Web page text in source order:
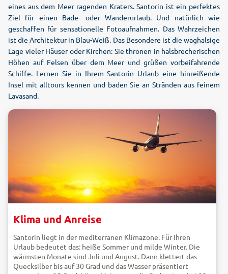
eines aus dem Meer ragenden Kraters. Santorin ist ein perfektes
Ziel für einen Bade- oder Wanderurlaub. Und natürlich wie
geschaffen für sensationelle Fotoaufnahmen. Das Wahrzeichen
ist die Architektur in Blau-Weiß. Das Besondere ist die waghalsige
Lage vieler Häuser oder Kirchen: Sie thronen in halsbrecherischen
Höhen auf Felsen über dem Meer und grüßen vorbeifahrende
Schiffe. Lernen Sie in Ihrem Santorin Urlaub eine hinreißende
Insel mit alltours kennen und baden Sie an Stränden aus feinem
Lavasand.
Klima und Anreise
Santorin liegt in der mediterranen Klimazone. Für Ihren
Urlaub bedeutet das: heiße Sommer und milde Winter. Die
wärmsten Monate sind Juli und August. Dann klettert das
Quecksilber bis auf 30 Grad und das Wasser präsentiert